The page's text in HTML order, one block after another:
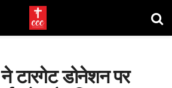
टारगेट डोनेशन पर